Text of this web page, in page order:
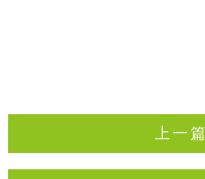
上一篇